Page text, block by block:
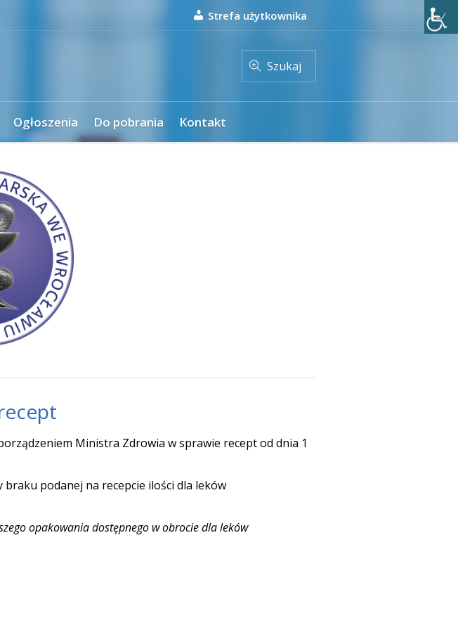
Strefa użytkownika
Szukaj
Ogłoszenia Do pobrania Kontakt
Ministra Zdrowia w sprawie recept od dnia 1
braku podanej na recepcie ilości dla leków
opakowania dostępnego w obrocie dla leków